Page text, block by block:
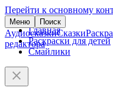
Перейти к основному
Меню Поиск
АудиосказкиСказки
редактора
Главная
Раскраски для детей
Смайлики